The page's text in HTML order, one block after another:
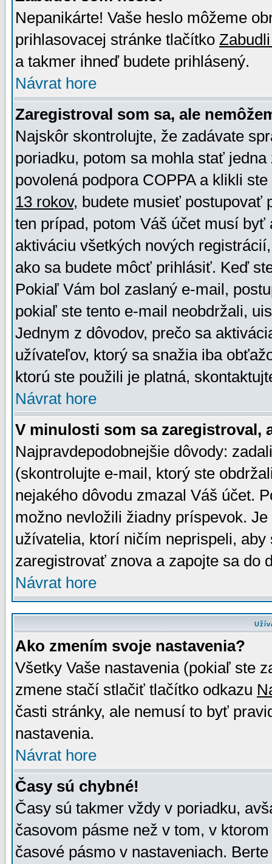
Nepanikárte! Vaše heslo môžeme
prihlasovacej stránke tlačítko
a takmer ihneď budete prihlásený.
Návrat hore
Zaregistroval som sa, ale
Najskôr skontrolujte, že zadávate
poriadku, potom sa mohla stať
povolená podpora COPPA a klikli
13 rokov, budete musieť postupovať
ten prípad, potom Váš účet musí
aktiváciu všetkých nových
ako sa budete môcť prihlásiť. Keď
Pokiaľ Vám bol zaslaný e-mail,
pokiaľ ste tento e-mail neobdržali,
Jednym z dôvodov, prečo sa
užívateľov, ktorý sa snažia iba
ktorú ste použili je platná,
Návrat hore
V minulosti som sa zaregistroval,
Najpravdepodobnejšie dôvody:
(skontrolujte e-mail, ktorý ste
nejakého dôvodu zmazal Váš účet.
možno nevložili žiadny príspevok.
užívatelia, ktorí ničím neprispeli,
zaregistrovať znova a zapojte sa do
Návrat hore
Ako zmením svoje nastavenia?
Všetky Vaše nastavenia (pokiaľ ste
zmene stačí stlačiť tlačítko odkazu
časti stránky, ale nemusí to byť
nastavenia.
Návrat hore
Časy sú chybné!
Časy sú takmer vždy v poriadku,
časovom pásme než v tom, v
časové pásmo v nastaveniach.